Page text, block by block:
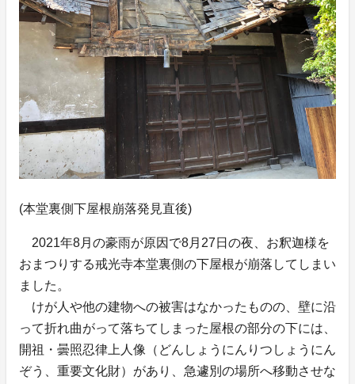
(本堂裏側下屋根崩落発見直後)
2021年8月の豪雨が原因で8月27日の夜、お釈迦様を
おまつりする戒光寺本堂裏側の下屋根が崩落してしまい
ました。
けが人や他の建物への被害はなかったものの、壁に沿
って折れ曲がって落ちてしまった屋根の部分の下には、
開祖・曇照忍律上人像（どんしょうにんりつしょうにん
ぞう、重要文化財）があり、急遽別の場所へ移動させな